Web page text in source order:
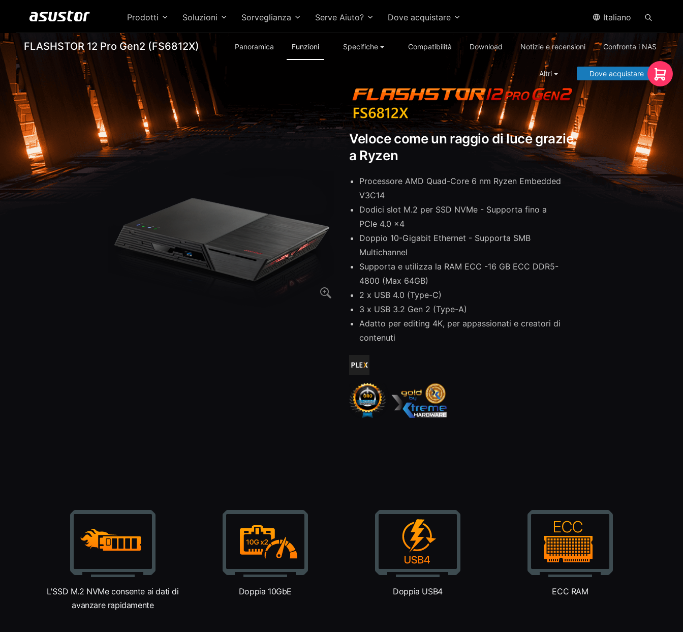
Prodotti Soluzioni Sorveglianza Serve Aiuto? Dove acquistare Italiano
FLASHSTOR 12 Pro Gen2 (FS6812X) Panoramica Funzioni Specifiche Compatibilità Download Notizie e recensioni Confronta i NAS
Altri Dove acquistare
Veloce come un raggio di luce grazie
a Ryzen
Processore AMD Quad-Core 6 nm Ryzen Embedded
V3C14
Dodici slot M.2 per SSD NVMe - Supporta fino a
PCIe 4.0 x4
Doppio 10-Gigabit Ethernet - Supporta SMB
Multichannel
Supporta e utilizza la RAM ECC -16 GB ECC DDR5-
4800 (Max 64GB)
2 x USB 4.0 (Type-C)
3 x USB 3.2 Gen 2 (Type-A)
Adatto per editing 4K, per appassionati e creatori di
contenuti
L'SSD M.2 NVMe consente ai dati di
avanzare rapidamente
Doppia 10GbE Doppia USB4 ECC RAM